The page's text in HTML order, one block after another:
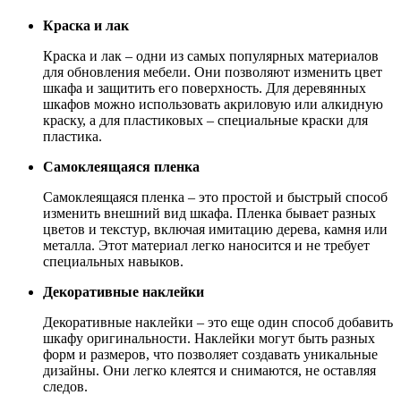
Краска и лак
Краска и лак – одни из самых популярных материалов
для обновления мебели. Они позволяют изменить цвет
шкафа и защитить его поверхность. Для деревянных
шкафов можно использовать акриловую или алкидную
краску, а для пластиковых – специальные краски для
пластика.
Самоклеящаяся пленка
Самоклеящаяся пленка – это простой и быстрый способ
изменить внешний вид шкафа. Пленка бывает разных
цветов и текстур, включая имитацию дерева, камня или
металла. Этот материал легко наносится и не требует
специальных навыков.
Декоративные наклейки
Декоративные наклейки – это еще один способ добавить
шкафу оригинальности. Наклейки могут быть разных
форм и размеров, что позволяет создавать уникальные
дизайны. Они легко клеятся и снимаются, не оставляя
следов.